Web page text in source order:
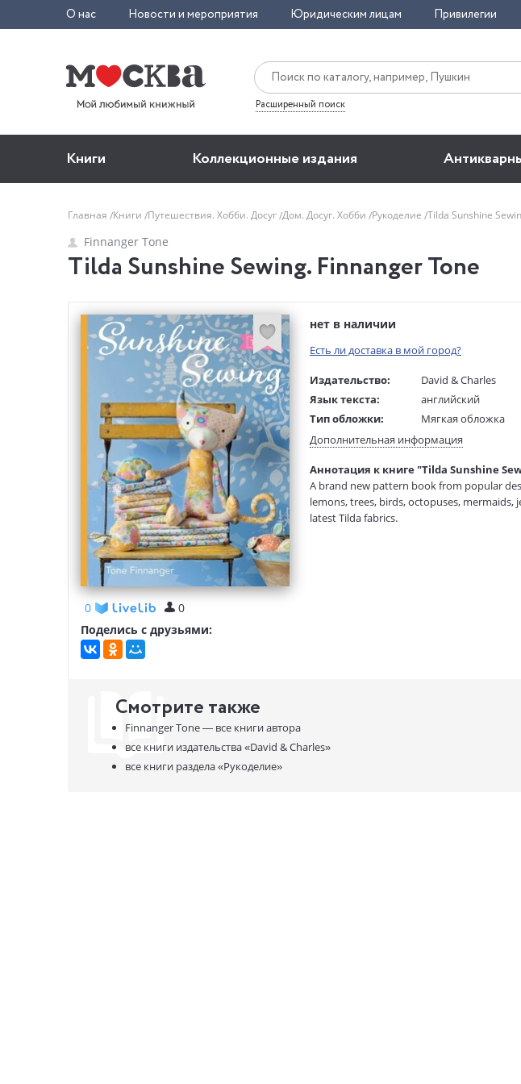
О нас Новости и мероприятия Юридическим лицам Привилегии
Расширенный поиск
Книги Коллекционные издания
Главная Книги Путешествия. Хобби. Досуг Дом. Досуг. Хобби Рукоделие Tilda Sunshine
Finnanger Tone
Tilda Sunshine Sewing. Finnanger Tone
0
0
Поделись с друзьями:
нет в наличии
Есть ли доставка в мой город?
Издательство:
David & Charles
Язык текста:
английский
Тип обложки:
Мягкая обложка
Размеры в мм
280x210x10
Вес: 1 гр.
Дополнительная информация
Аннотация к книге "Tilda Sunshine
A brand new pattern book from popular
lemons, trees, birds, octopuses,
latest Tilda fabrics.
Смотрите также
Finnanger Tone — все книги автора
все книги издательства«David & Charles»
все книги раздела«Рукоделие»